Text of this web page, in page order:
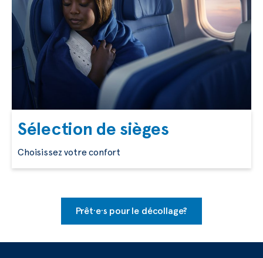
Sélection de sièges
Choisissez votre confort
Prêt·e·s pour le décollage?